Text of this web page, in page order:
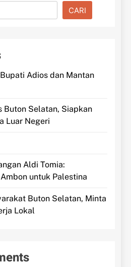
CARI
Adios dan Mantan
Buton Selatan, Siapkan
Luar Negeri
Aldi Tomia:
untuk Palestina
Buton Selatan, Minta
Lokal